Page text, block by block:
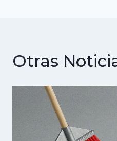
Otras